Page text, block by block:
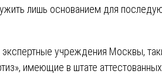
лишь основанием для
учреждения Москвы,
имеющие в штате